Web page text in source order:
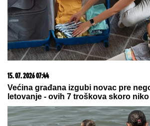
03. 08. 2026 07:31